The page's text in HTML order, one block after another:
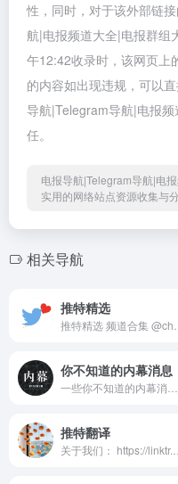
性，同时，对于该外部链
航|电报频道大全|电报群组
午12:42收录时，该网页上
的内容如出现违规，可以
导航|Telegram导航|电报
任。
电报导航|Telegram导航|电
实用的网络站点资源收集与
相关导航
推特精选
你不知道的内幕消息
推特翻译